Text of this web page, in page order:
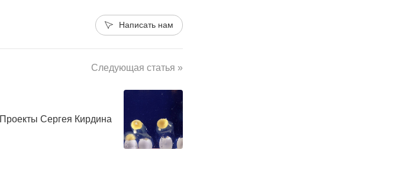
Написать нам
Следующая статья »
Проекты Сергея Кирдина